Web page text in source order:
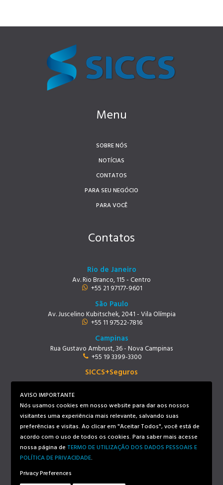
Menu
SOBRE NÓS
NOTÍCIAS
CONTATOS
PARA SEU NEGÓCIO
PARA VOCÊ
Contatos
Rio de Janeiro
Av. Rio Branco, 115 - Centro
+55 21 97177-9601
São Paulo
Av. Juscelino Kubitschek, 2041 - Vila Olímpia
+55 11 97522-7816
Campinas
Rua Gustavo Ambrust, 36 - Nova Campinas
+55 19 3399-3300
SICCS+Seguros
Rio de Janeiro
Av. Rio Branco, 115 - Centro
+55 21 97219-9678
Siga-nos
AVISO IMPORTANTE
Nós usamos cookies em nosso website para dar aos nossos
visitantes uma experiência mais relevante, salvando suas
preferências e visitas. Ao clicar em "Aceitar Todos", você está de
acordo com o uso de todos os cookies. Para saber mais acesse
nossa página de TERMO DE UTILIZAÇÃO DOS DADOS PESSOAIS E
POLÍTICA DE PRIVACIDADE.
Privacy Preferences